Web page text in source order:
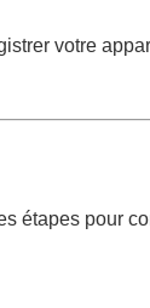
votre
étapes pour